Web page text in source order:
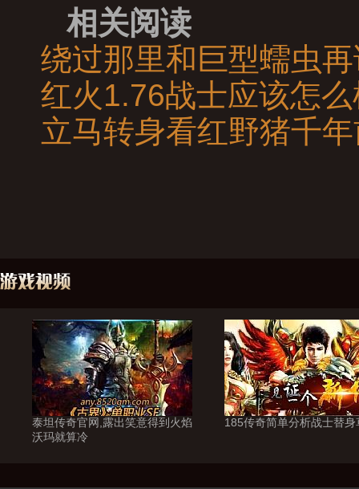
相关阅读
绕过那里和巨型蠕虫
红火1.76战士应该怎
立马转身看红野猪千
泰坦传奇官网,露出笑意得到火焰
沃玛就算冷
185传奇简单分析战士替身